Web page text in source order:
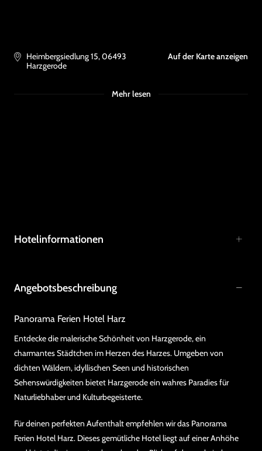
Heimbergsiedlung 15,06493
Harzgerode
Auf der Karte anzeigen
Mehr lesen
Hotelinformationen
Angebotsbeschreibung
Panorama Ferien Hotel Harz
Entdecke die malerische Schönheit von Harzgerode, ein
charmantes Städtchen im Herzen des Harzes. Umgeben von
dichten Wäldern, idyllischen Seen und historischen
Sehenswürdigkeiten bietet Harzgerode ein wahres Paradies für
Naturliebhaber und Kulturbegeisterte.
Für deinen perfekten Aufenthalt empfehlen wir das Panorama
Ferien Hotel Harz. Dieses gemütliche Hotel liegt auf einer Anhöhe